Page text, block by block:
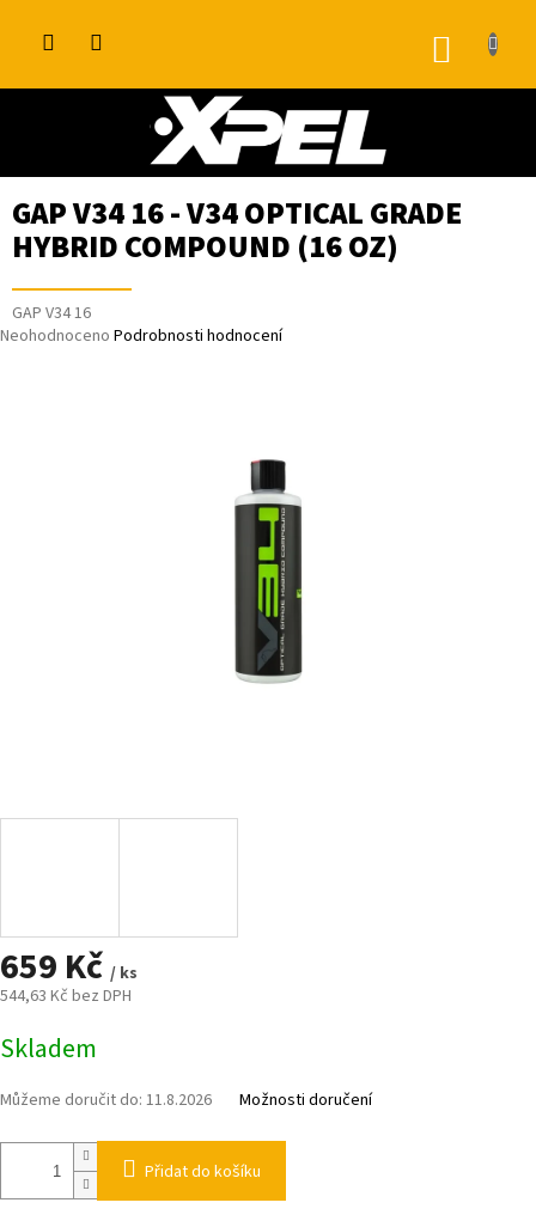
GAP V34 16 - V34 OPTICAL GRADE
HYBRID COMPOUND (16 OZ)
GAP V34 16
Průměrné
Neohodnoceno Podrobnosti hodnocení
659 Kč / ks
544,63 Kč bez DPH
cena:
Skladem
Můžeme doručit do: 11.8.2026 Možnosti doručení
Přidat do košíku